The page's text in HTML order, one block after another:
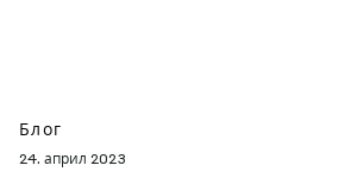
Блог
24. април 2023